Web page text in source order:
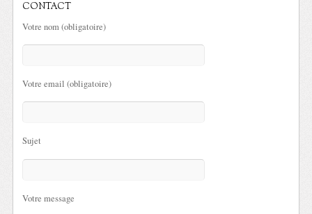
CONTACT
Votre nom (obligatoire)
Votre email (obligatoire)
Sujet
Votre message